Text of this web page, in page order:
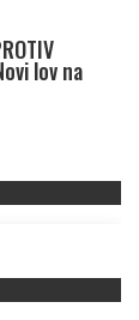
lov na